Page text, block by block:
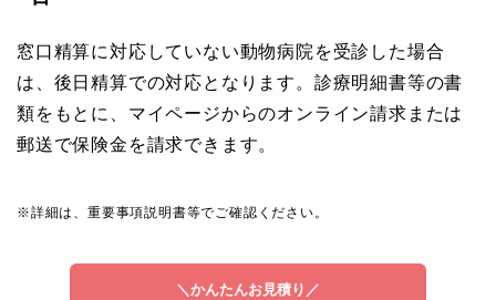
窓口精算に対応していない動物病院を受診した場合
は、後日精算での対応となります。診療明細書等の書
類をもとに、マイページからのオンライン請求または
郵送で保険金を請求できます。
※詳細は、重要事項説明書等でご確認ください。
＼かんたんお見積り／